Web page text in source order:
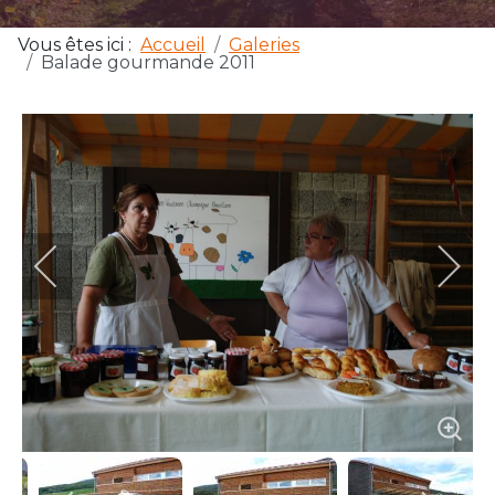
Vous êtes ici : Accueil
Galeries
Balade gourmande 2011